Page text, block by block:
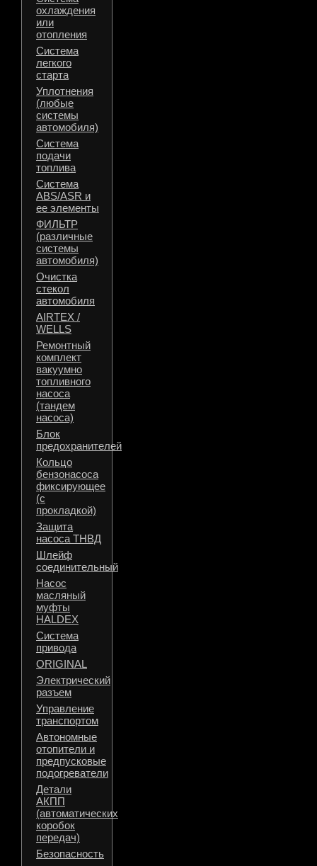
охлаждения
или
отопления
Система
легкого
старта
Уплотнения
(любые
системы
автомобиля)
Система
подачи
топлива
Система
ABS/ASR и
ее элементы
ФИЛЬТР
(различные
системы
автомобиля)
Очистка
стекол
автомобиля
AIRTEX /
WELLS
Ремонтный
комплект
вакуумно
топливного
насоса
(тандем
насоса)
Блок
предохранителей
Кольцо
бензонасоса
фиксирующее
(с
прокладкой)
Защита
насоса ТНВД
Шлейф
соединительный
Насос
масляный
муфты
HALDEX
Система
привода
ORIGINAL
Электрический
разъем
Управление
транспортом
Автономные
отопители и
предпусковые
подогреватели
Детали
АКПП
(автоматических
коробок
передач)
Безопасность